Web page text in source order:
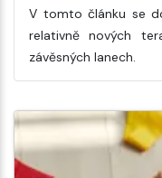
V tomto článku se
relativně nových
závěsných lanech.